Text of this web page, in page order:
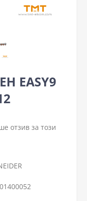
EASY9
отзив за този